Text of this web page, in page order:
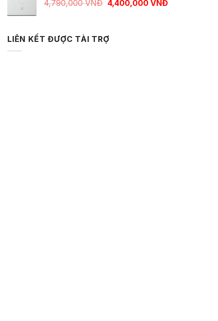
4,790,000VNĐ Giá gốc là: 4,790,000 VNĐ.
4,400,000 VNĐGiá hiện tại
LIÊN KẾT ĐƯỢC TÀI TRỢ